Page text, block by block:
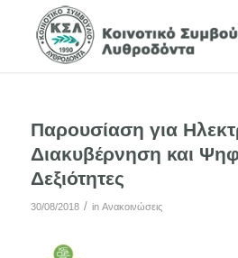
Παρουσίαση για
Διακυβέρνηση και
Δεξιότητες
30/08/2018 / in Ανακοινώσεις